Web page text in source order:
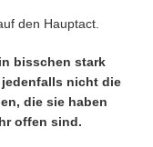
den Hauptact.
bisschen stark
nicht die
die sie haben
offen sind.